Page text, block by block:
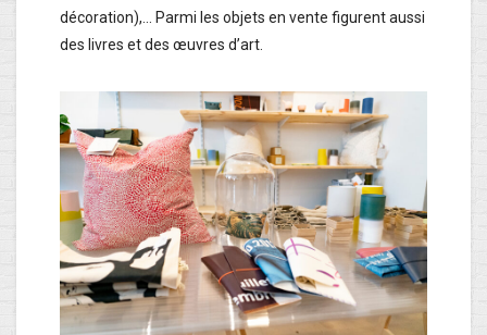
décoration),… Parmi les objets en vente figurent aussi
des livres et des œuvres d’art.